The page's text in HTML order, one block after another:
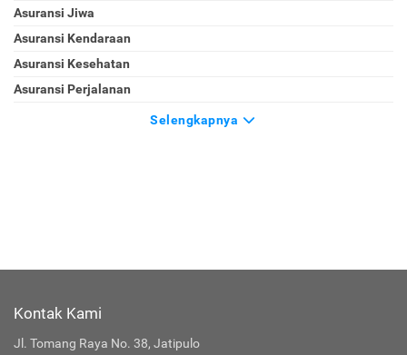
Asuransi Jiwa
Asuransi Kendaraan
Asuransi Kesehatan
Asuransi Perjalanan
Selengkapnya
Kontak Kami
Jl. Tomang Raya No. 38, Jatipulo